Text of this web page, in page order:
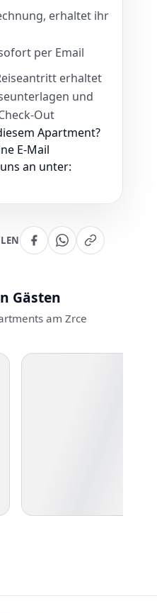
erhaltet ihr
per Email
erhaltet
und
Out
Apartment?
E-Mail
an unter:
Gästen
am Zrce